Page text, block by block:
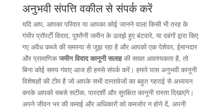
अनुभवी संपत्ति वकील से संपर्क करें
यदि आप, आपका परिवार या आपका कोई जानने वाला किसी भी तरह के
गंभीर प्रॉपर्टी विवाद, पुश्तैनी जमीन के उलझे हुए बंटवारे, या दबंगों द्वारा किए
गए अवैध कब्जे की समस्या से जूझ रहा है और आपको एक पेशेवर, ईमानदार
और प्रामाणिकजमीन विवाद कानूनी सलाहकी सख्त आवश्यकता है, तो
बिना कोई समय गंवाए आज ही हमसे संपर्क करें। हमारे पास अनुभवी कानूनी
विशेषज्ञों की टीम है जो आपके सभी दस्तावेजों का बहुत गहराई से अध्ययन
करके आपको सबसे सटीक, पारदर्शी और सुरक्षित कानूनी रास्ता दिखाएंगे।
अपने जीवन भर की कमाई और अधिकारों को कमजोर न होने दें, अपनी